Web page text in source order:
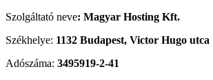
Szolgáltató neve: Magyar Hosting Kft.
Székhelye: 1132 Budapest, Victor Hugo utca
Adószáma: 3495919-2-41